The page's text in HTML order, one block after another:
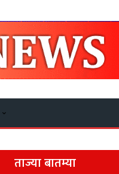
ताज्या बातम्या